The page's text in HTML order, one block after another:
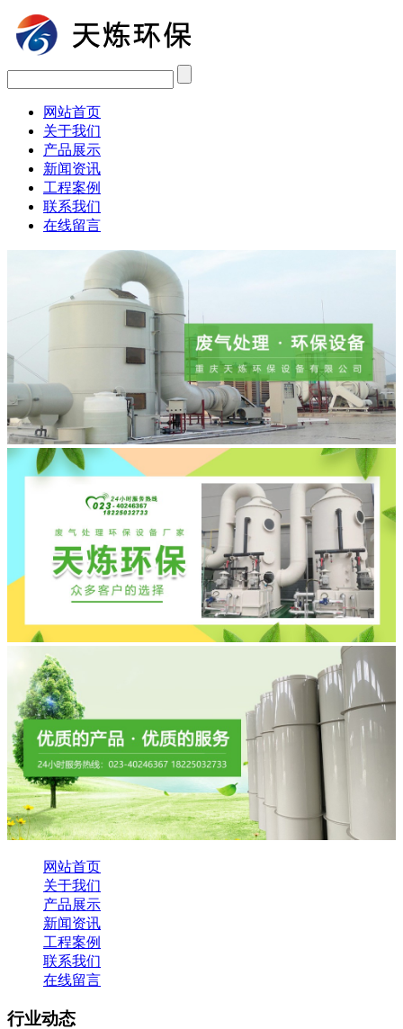
网站首页
关于我们
产品展示
新闻资讯
工程案例
联系我们
在线留言
网站首页
关于我们
产品展示
新闻资讯
工程案例
联系我们
在线留言
行业动态